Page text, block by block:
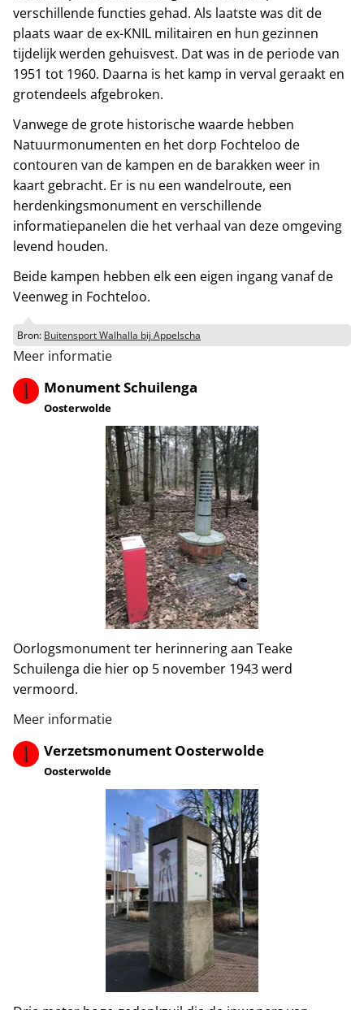
verschillende functies gehad. Als laatste was dit de
plaats waar de ex-KNIL militairen en hun gezinnen
tijdelijk werden gehuisvest. Dat was in de periode van
1951 tot 1960. Daarna is het kamp in verval geraakt en
grotendeels afgebroken.
Vanwege de grote historische waarde hebben
Natuurmonumenten en het dorp Fochteloo de
contouren van de kampen en de barakken weer in
kaart gebracht. Er is nu een wandelroute, een
herdenkingsmonument en verschillende
informatiepanelen die het verhaal van deze omgeving
levend houden.
Beide kampen hebben elk een eigen ingang vanaf de
Veenweg in Fochteloo.
Bron: Buitensport Walhalla bij Appelscha
Meer informatie
Monument Schuilenga
Oosterwolde
Oorlogsmonument ter herinnering aan Teake
Schuilenga die hier op 5 november 1943 werd
vermoord.
Meer informatie
Verzetsmonument Oosterwolde
Oosterwolde